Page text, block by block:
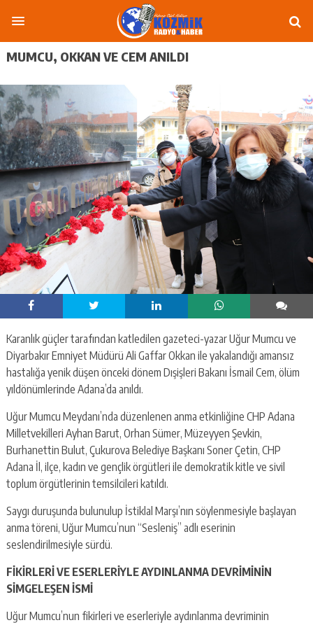
MUMCU, OKKAN VE CEM ANILDI
Karanlık güçler tarafından katledilen gazeteci-yazar Uğur Mumcu ve
Diyarbakır Emniyet Müdürü Ali Gaffar Okkan ile yakalandığı amansız
hastalığa yenik düşen önceki dönem Dışişleri Bakanı İsmail Cem, ölüm
yıldönümlerinde Adana’da anıldı.
Uğur Mumcu Meydanı’nda düzenlenen anma etkinliğine CHP Adana
Milletvekilleri Ayhan Barut, Orhan Sümer, Müzeyyen Şevkin,
Burhanettin Bulut, Çukurova Belediye Başkanı Soner Çetin, CHP
Adana İl, ilçe, kadın ve gençlik örgütleri ile demokratik kitle ve sivil
toplum örgütlerinin temsilcileri katıldı.
Saygı duruşunda bulunulup İstiklal Marşı’nın söylenmesiyle başlayan
anma töreni, Uğur Mumcu’nun “Sesleniş” adlı eserinin
seslendirilmesiyle sürdü.
FİKİRLERİ VE ESERLERİYLE AYDINLANMA DEVRİMİNİN
SİMGELEŞEN İSMİ
Uğur Mumcu’nun fikirleri ve eserleriyle aydınlanma devriminin